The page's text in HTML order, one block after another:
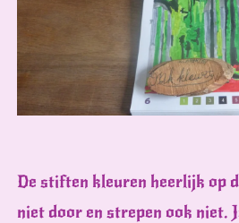
De stiften kleuren heerlijk op
niet door en strepen ook niet.